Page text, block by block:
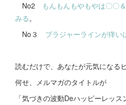
No2 もんもんもやもやは〇
みる。
No３ ブラジャーラインが痒い
読むだけで、あなたが元気になる
何せ、メルマガのタイトルが
「気づきの波動Deハッピーレッス